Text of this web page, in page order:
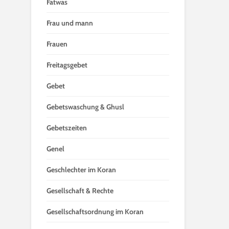
Fatwas
Frau und mann
Frauen
Freitagsgebet
Gebet
Gebetswaschung & Ghusl
Gebetszeiten
Genel
Geschlechter im Koran
Gesellschaft & Rechte
Gesellschaftsordnung im Koran